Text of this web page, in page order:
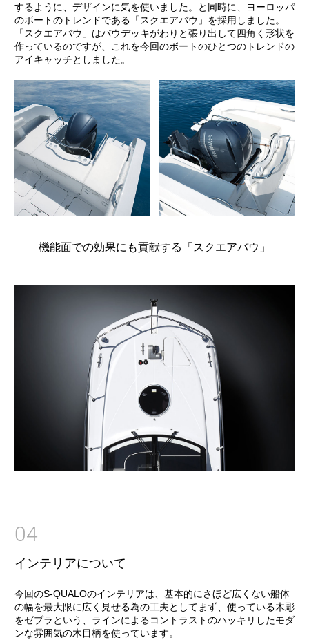
するように、デザインに気を使いました。と同時に、ヨーロッパ
のボートのトレンドである「スクエアバウ」を採用しました。
「スクエアバウ」はバウデッキがわりと張り出して四角く形状を
作っているのですが、これを今回のボートのひとつのトレンドの
アイキャッチとしました。
機能面での効果にも貢献する「スクエアバウ」
04
インテリアについて
今回のS-QUALOのインテリアは、基本的にさほど広くない船体
の幅を最大限に広く見せる為の工夫としてまず、使っている木彫
をゼブラという、ラインによるコントラストのハッキリしたモダ
ンな雰囲気の木目柄を使っています。